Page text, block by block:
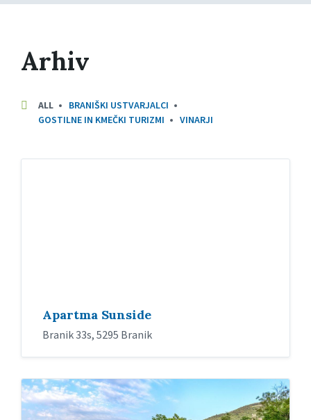
Arhiv
C
O
ALL
BRANIŠKI USTVARJALCI
GOSTILNE IN KMEČKI TURIZMI
VINARJI
Apartma Sunside
Branik 33s, 5295 Branik